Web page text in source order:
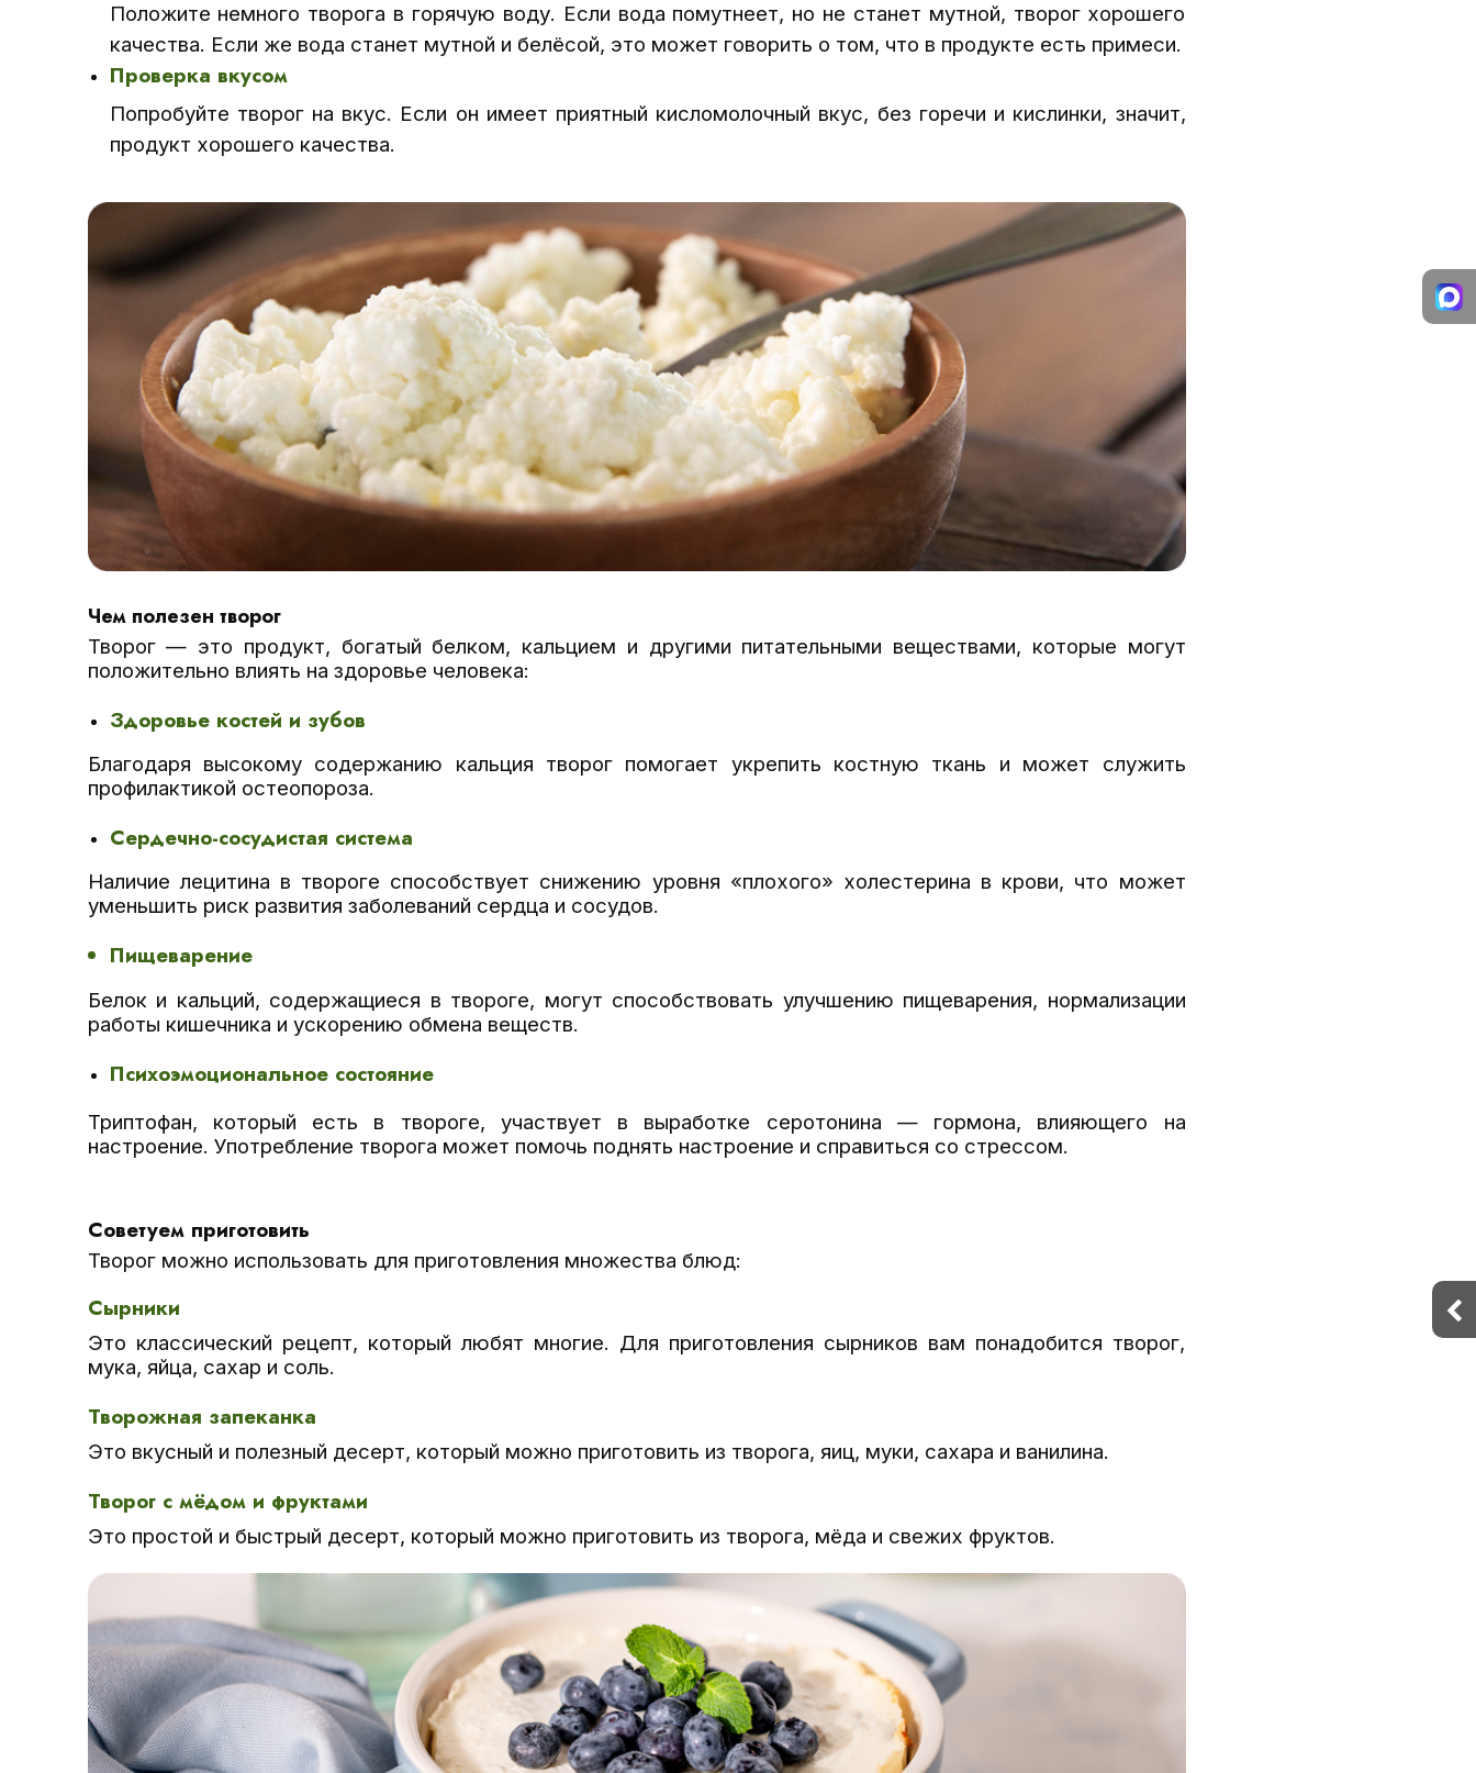
Положите немного творога в горячую воду. Если вода помутнеет, но не станет мутной, творог хорошего
качества. Если же вода станет мутной и белёсой, это может говорить о том, что в продукте есть примеси.
Проверка вкусом
Попробуйте творог на вкус. Если он имеет приятный кисломолочный вкус, без горечи и кислинки, значит,
продукт хорошего качества.
Чем полезен творог
Творог — это продукт, богатый белком, кальцием и другими питательными веществами, которые могут
положительно влиять на здоровье человека:
Здоровье костей и зубов
Благодаря высокому содержанию кальция творог помогает укрепить костную ткань и может служить
профилактикой остеопороза.
Сердечно-сосудистая система
Наличие лецитина в твороге способствует снижению уровня «плохого» холестерина в крови, что может
уменьшить риск развития заболеваний сердца и сосудов.
Пищеварение
Белок и кальций, содержащиеся в твороге, могут способствовать улучшению пищеварения, нормализации
работы кишечника и ускорению обмена веществ.
Психоэмоциональное состояние
Триптофан, который есть в твороге, участвует в выработке серотонина — гормона, влияющего на
настроение. Употребление творога может помочь поднять настроение и справиться со стрессом.
Советуем приготовить
Творог можно использовать для приготовления множества блюд:
Сырники
Это классический рецепт, который любят многие. Для приготовления сырников вам понадобится творог,
мука, яйца, сахар и соль.
Творожная запеканка
Это вкусный и полезный десерт, который можно приготовить из творога, яиц, муки, сахара и ванилина.
Творог с мёдом и фруктами
Это простой и быстрый десерт, который можно приготовить из творога, мёда и свежих фруктов.